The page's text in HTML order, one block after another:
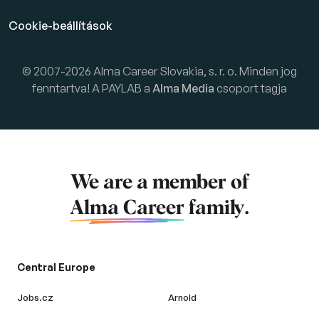
Cookie-beállítások
© 2007-2026 Alma Career Slovakia, s. r. o. Minden jog
fenntartva! A PAYLAB a Alma Media csoport tagja
We are a member of
Alma Career family.
Central Europe
Jobs.cz
Arnold